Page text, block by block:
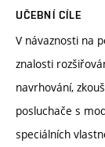
UČEBNÍ CÍLE
V návaznosti na
znalosti
navrhování,
posluchače s
speciálních